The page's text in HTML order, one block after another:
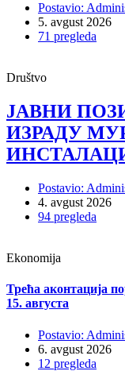
Postavio:
5. avgust 2026
71 pregleda
Društvo
ЈАВНИ
ИЗРАДУ
Postavio:
4. avgust 2026
94 pregleda
Ekonomija
Трећа аконтација
15. августа
Postavio:
6. avgust 2026
12 pregleda